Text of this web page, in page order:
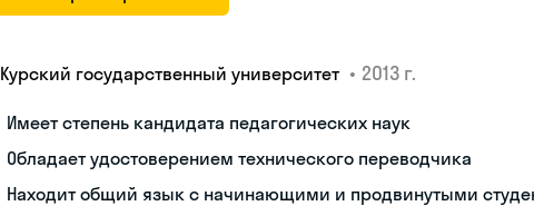
Курский государственный университет • 2013 г.
Имеет степень кандидата педагогических наук
Обладает удостоверением технического переводчика
Находит общий язык с начинающими и продвинутыми